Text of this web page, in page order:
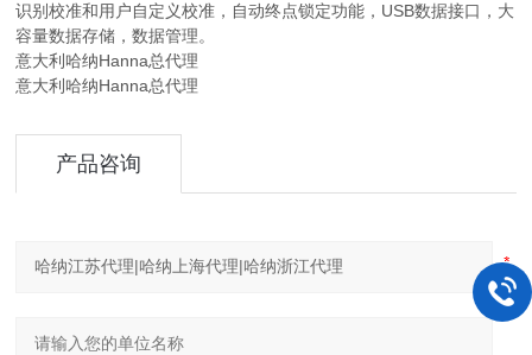
识别校准和用户自定义校准，自动终点锁定功能，USB数据接口，大
容量数据存储，数据管理。
意大利哈纳Hanna总代理
意大利哈纳Hanna总代理
产品咨询